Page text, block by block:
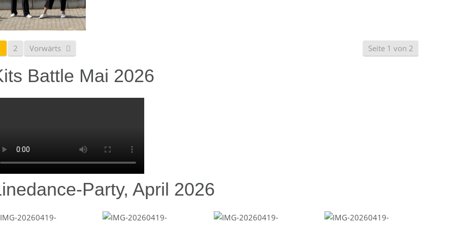
Seite 1 von 2
2 Vorwärts
Battle Mai 2026
Party, April 2026